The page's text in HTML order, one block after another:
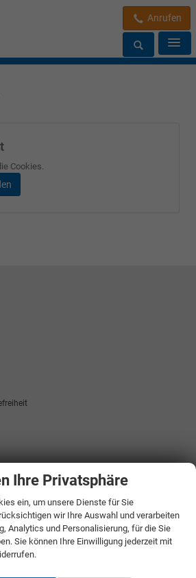
Anrufen
Cookies.
Ihre Privatsphäre
ein, um unsere Dienste für Sie
wir Ihre Auswahl und verarbeiten
Analytics und Personalisierung, für die Sie
Sie können Ihre Einwilligung jederzeit mit